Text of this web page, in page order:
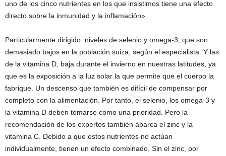
uno de los cinco nutrientes en los que insistimos tiene una efecto
directo sobre la inmunidad y la inflamación».
Particularmente dirigido: niveles de selenio y omega-3, que son
demasiado bajos en la población suiza, según el especialista. Y las
de la vitamina D, baja durante el invierno en nuestras latitudes, ya
que es la exposición a la luz solar la que permite que el cuerpo la
fabrique. Un descenso que también es difícil de compensar por
completo con la alimentación. Por tanto, el selenio, los omega-3 y
la vitamina D deben tomarse como una prioridad. Pero la
recomendación de los expertos también abarca el zinc y la
vitamina C. Debido a que estos nutrientes no actúan
individualmente, tienen un efecto combinado. Sin el zinc, por